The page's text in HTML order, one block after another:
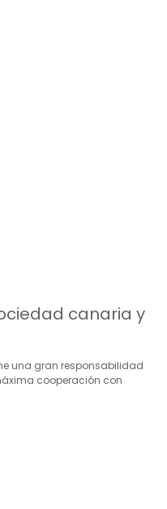
canaria y
una gran responsabilidad
cooperación con